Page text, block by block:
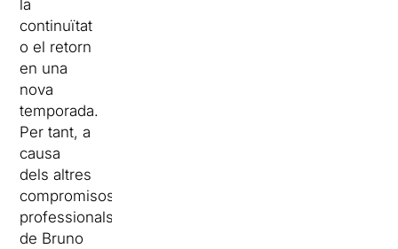
la
continuïtat
o el retorn
en una
nova
temporada.
Per tant, a
causa
dels altres
compromisos
professionals
de Bruno